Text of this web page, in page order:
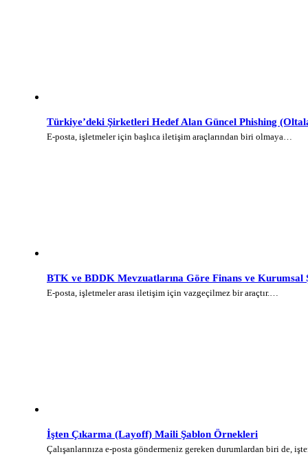
Türkiye’deki Şirketleri Hedef Alan Güncel Phishing
E-posta, işletmeler için başlıca iletişim araçlarından biri olmaya…
BTK ve BDDK Mevzuatlarına Göre Finans ve
E-posta, işletmeler arası iletişim için vazgeçilmez bir araçtır.…
İşten Çıkarma (Layoff) Maili Şablon Örnekleri
Çalışanlarınıza e-posta göndermeniz gereken durumlardan biri de,